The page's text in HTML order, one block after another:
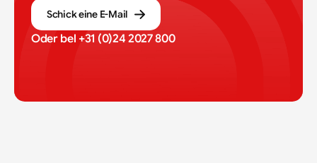
Schick eine E-Mail
Oder bel +31 (0)24 2027 800